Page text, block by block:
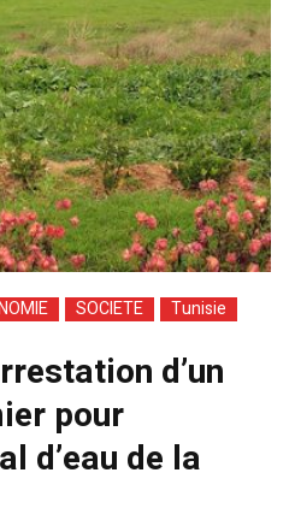
SOCIETE Tunisie
d’un
pour
d’eau de la